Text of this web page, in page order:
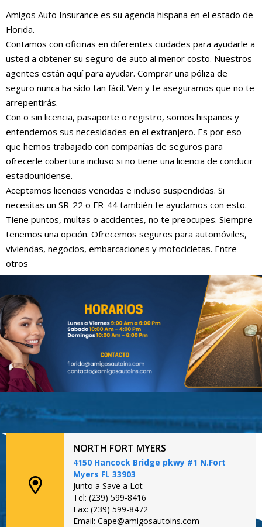
Amigos Auto Insurance es su agencia hispana en el estado de
Florida.
Contamos con oficinas en diferentes ciudades para ayudarle a
usted a obtener su seguro de auto al menor costo. Nuestros
agentes están aquí para ayudar. Comprar una póliza de
seguro nunca ha sido tan fácil. Ven y te aseguramos que no te
arrepentirás.
Con o sin licencia, pasaporte o registro, somos hispanos y
entendemos sus necesidades en el extranjero. Es por eso
que hemos trabajado con compañías de seguros para
ofrecerle cobertura incluso si no tiene una licencia de conducir
estadounidense.
Aceptamos licencias vencidas e incluso suspendidas. Si
necesitas un SR-22 o FR-44 también te ayudamos con esto.
Tiene puntos, multas o accidentes, no te preocupes. Siempre
tenemos una opción. Ofrecemos seguros para automóviles,
viviendas, negocios, embarcaciones y motocicletas. Entre
otros
NORTH FORT MYERS
4150 Hancock Bridge pkwy #1 N.Fort
Myers FL 33903
Junto a Save a Lot
Tel: (239) 599-8416
Fax: (239) 599-8472
Email: Cape@amigosautoins.com